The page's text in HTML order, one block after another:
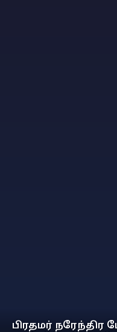
பிரதமர்